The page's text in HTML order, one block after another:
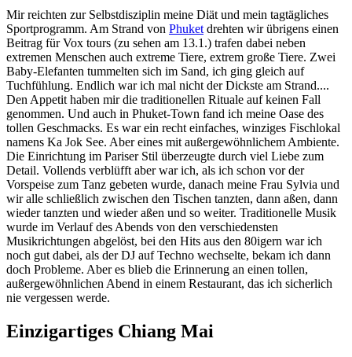
Mir reichten zur Selbstdisziplin meine Diät und mein tagtägliches
Sportprogramm. Am Strand von Phuket drehten wir übrigens einen
Beitrag für Vox tours (zu sehen am 13.1.) trafen dabei neben
extremen Menschen auch extreme Tiere, extrem große Tiere. Zwei
Baby-Elefanten tummelten sich im Sand, ich ging gleich auf
Tuchfühlung. Endlich war ich mal nicht der Dickste am Strand....
Den Appetit haben mir die traditionellen Rituale auf keinen Fall
genommen. Und auch in Phuket-Town fand ich meine Oase des
tollen Geschmacks. Es war ein recht einfaches, winziges Fischlokal
namens Ka Jok See. Aber eines mit außergewöhnlichem Ambiente.
Die Einrichtung im Pariser Stil überzeugte durch viel Liebe zum
Detail. Vollends verblüfft aber war ich, als ich schon vor der
Vorspeise zum Tanz gebeten wurde, danach meine Frau Sylvia und
wir alle schließlich zwischen den Tischen tanzten, dann aßen, dann
wieder tanzten und wieder aßen und so weiter. Traditionelle Musik
wurde im Verlauf des Abends von den verschiedensten
Musikrichtungen abgelöst, bei den Hits aus den 80igern war ich
noch gut dabei, als der DJ auf Techno wechselte, bekam ich dann
doch Probleme. Aber es blieb die Erinnerung an einen tollen,
außergewöhnlichen Abend in einem Restaurant, das ich sicherlich
nie vergessen werde.
Einzigartiges Chiang Mai